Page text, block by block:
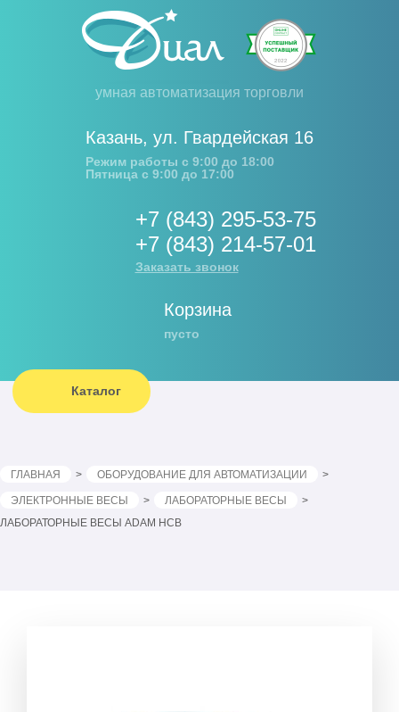
умная автоматизация торговли
Казань, ул. Гвардейская 16
Режим работы с 9:00 до 18:00
Пятница с 9:00 до 17:00
+7 (843) 295-53-75
+7 (843) 214-57-01
Заказать звонок
Корзина
пусто
Каталог
ГЛАВНАЯ ОБОРУДОВАНИЕ ДЛЯ АВТОМАТИЗАЦИИ
ЭЛЕКТРОННЫЕ ВЕСЫ
ЛАБОРАТОРНЫЕ ВЕСЫ
ЛАБОРАТОРНЫЕ ВЕСЫ ADAM HCB